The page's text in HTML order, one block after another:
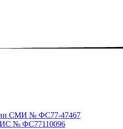
СМИ № ФС77-47467
№ ФС77110096